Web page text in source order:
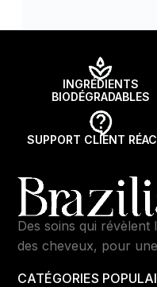
INGRÉDIENTS
BIODÉGRADABLES
SUPPORT CLIENT
Des soins qui révèlent
des cheveux, pour
CATÉGORIES